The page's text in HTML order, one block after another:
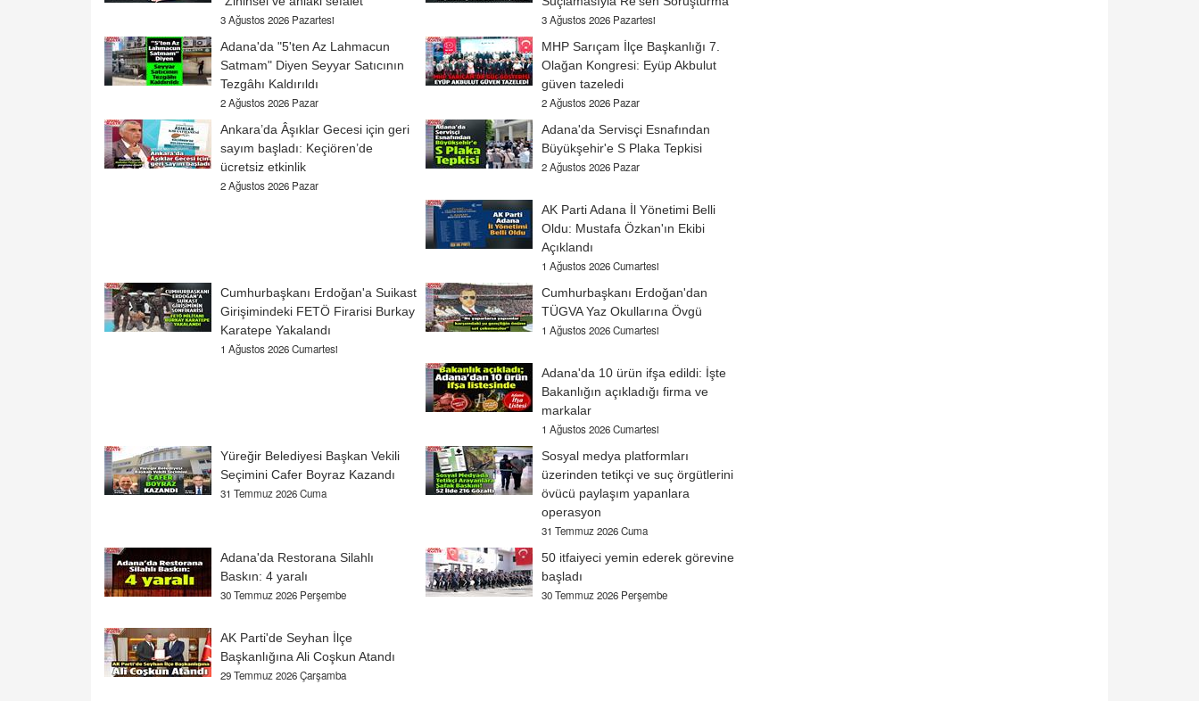
3 Ağustos 2026 Pazartesi
3 Ağustos 2026 Pazartesi
Adana'da "5'ten Az Lahmacun
Satmam" Diyen Seyyar Satıcının
Tezgâhı Kaldırıldı
2 Ağustos 2026 Pazar
MHP Sarıçam İlçe Başkanlığı 7.
Olağan Kongresi: Eyüp Akbulut
güven tazeledi
2 Ağustos 2026 Pazar
Ankara’da Âşıklar Gecesi için geri
sayım başladı: Keçiören’de
ücretsiz etkinlik
2 Ağustos 2026 Pazar
Adana'da Servisçi Esnafından
Büyükşehir'e S Plaka Tepkisi
2 Ağustos 2026 Pazar
AK Parti Adana İl Yönetimi Belli
Oldu: Mustafa Özkan'ın Ekibi
Açıklandı
1 Ağustos 2026 Cumartesi
Cumhurbaşkanı Erdoğan'a Suikast
Girişimindeki FETÖ Firarisi Burkay
Karatepe Yakalandı
1 Ağustos 2026 Cumartesi
Cumhurbaşkanı Erdoğan'dan
TÜGVA Yaz Okullarına Övgü
1 Ağustos 2026 Cumartesi
Adana'da 10 ürün ifşa edildi: İşte
Bakanlığın açıkladığı firma ve
markalar
1 Ağustos 2026 Cumartesi
Yüreğir Belediyesi Başkan Vekili
Seçimini Cafer Boyraz Kazandı
31 Temmuz 2026 Cuma
Sosyal medya platformları
üzerinden tetikçi ve suç örgütlerini
övücü paylaşım yapanlara
operasyon
31 Temmuz 2026 Cuma
Adana'da Restorana Silahlı
Baskın: 4 yaralı
30 Temmuz 2026 Perşembe
50 itfaiyeci yemin ederek görevine
başladı
30 Temmuz 2026 Perşembe
AK Parti'de Seyhan İlçe
Başkanlığına Ali Coşkun Atandı
29 Temmuz 2026 Çarşamba